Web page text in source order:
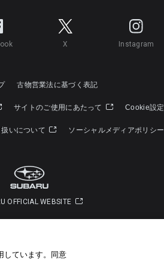
X Instagram
古物営業法に基づく表記
サイトのご使用にあたって Cookie設定
いについて ソーシャルメディアポリシー
OFFICIAL WEBSITE
ています。​ 同意